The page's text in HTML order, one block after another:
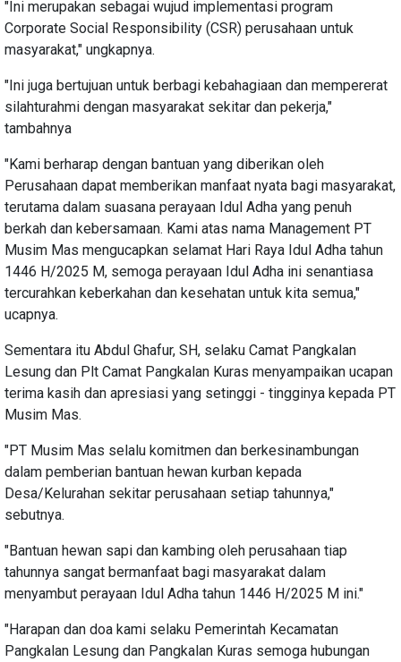
"Ini merupakan sebagai wujud implementasi program
Corporate Social Responsibility (CSR) perusahaan untuk
masyarakat," ungkapnya.
"Ini juga bertujuan untuk berbagi kebahagiaan dan mempererat
silahturahmi dengan masyarakat sekitar dan pekerja,"
tambahnya
"Kami berharap dengan bantuan yang diberikan oleh
Perusahaan dapat memberikan manfaat nyata bagi masyarakat,
terutama dalam suasana perayaan Idul Adha yang penuh
berkah dan kebersamaan. Kami atas nama Management PT
Musim Mas mengucapkan selamat Hari Raya Idul Adha tahun
1446 H/2025 M, semoga perayaan Idul Adha ini senantiasa
tercurahkan keberkahan dan kesehatan untuk kita semua,"
ucapnya.
Sementara itu Abdul Ghafur, SH, selaku Camat Pangkalan
Lesung dan Plt Camat Pangkalan Kuras menyampaikan ucapan
terima kasih dan apresiasi yang setinggi - tingginya kepada PT
Musim Mas.
"PT Musim Mas selalu komitmen dan berkesinambungan
dalam pemberian bantuan hewan kurban kepada
Desa/Kelurahan sekitar perusahaan setiap tahunnya,"
sebutnya.
"Bantuan hewan sapi dan kambing oleh perusahaan tiap
tahunnya sangat bermanfaat bagi masyarakat dalam
menyambut perayaan Idul Adha tahun 1446 H/2025 M ini."
"Harapan dan doa kami selaku Pemerintah Kecamatan
Pangkalan Lesung dan Pangkalan Kuras semoga hubungan